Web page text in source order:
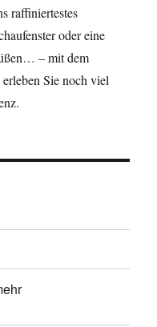
raffiniertestes
oder eine
– mit dem
Sie noch viel